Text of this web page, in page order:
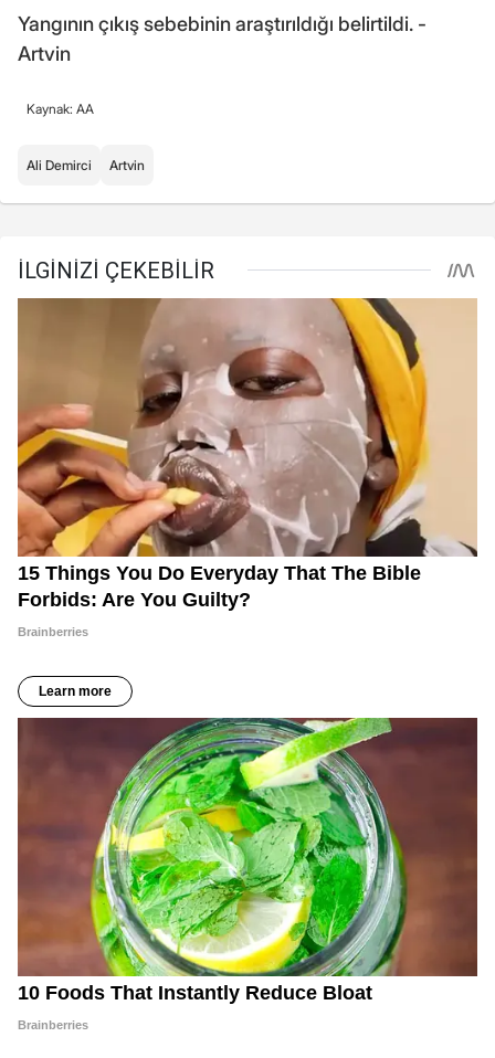
Yangının çıkış sebebinin araştırıldığı belirtildi. -
Artvin
Kaynak: AA
Ali Demirci Artvin